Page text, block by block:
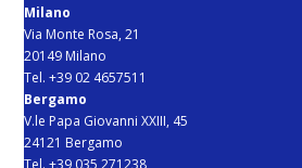
Milano
Via Monte Rosa, 21
20149 Milano
Tel. +39 02 4657511
Bergamo
V.le Papa Giovanni XXIII, 45
24121 Bergamo
Tel. +39 035 271238